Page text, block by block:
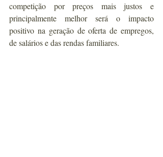
competição por preços mais justos e
principalmente melhor será o impacto
positivo na geração de oferta de empregos,
de salários e das rendas familiares.